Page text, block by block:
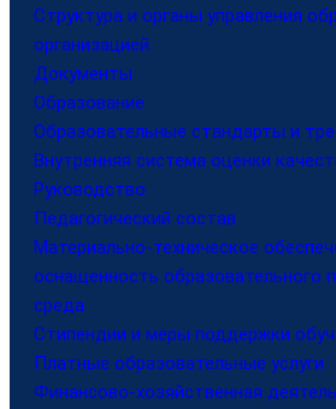
Структура и органы управления
организацией
Документы
Образование
Образовательные стандарты и
Внутренняя система оценки
Руководство
Педагогический состав
Материально-техническое
оснащенность образовательного
среда
Стипендии и меры поддержки
Платные образовательные услуги
Финансово-хозяйственная